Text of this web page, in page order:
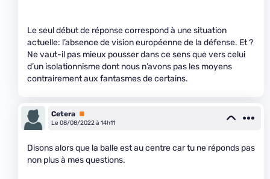
Le seul début de réponse correspond à une situation
actuelle: l’absence de vision européenne de la défense. Et ?
Ne vaut-il pas mieux pousser dans ce sens que vers celui
d’un isolationnisme dont nous n’avons pas les moyens
contrairement aux fantasmes de certains.
Cetera Premium
Le 08/08/2022 à 14h11
Disons alors que la balle est au centre car tu ne réponds pas
non plus à mes questions.